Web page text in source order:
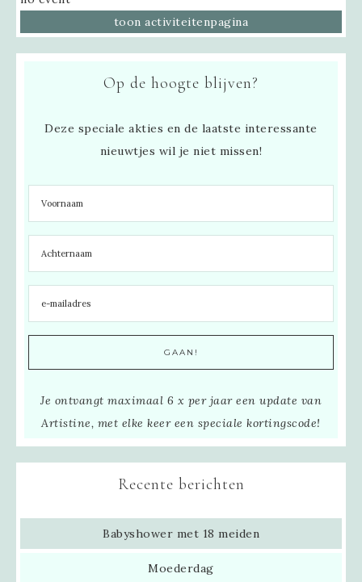
toon activiteitenpagina
Op de hoogte blijven?
Deze speciale akties en de laatste interessante
nieuwtjes wil je niet missen!
Je ontvangt maximaal 6 x per jaar een update van
Artistine, met elke keer een speciale kortingscode!
Recente berichten
Babyshower met 18 meiden
Moederdag